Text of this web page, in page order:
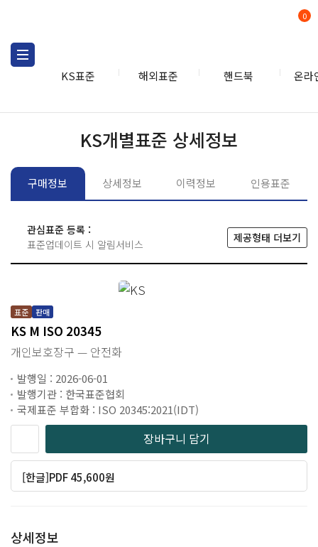
KS표준 해외표준 핸드북 온라
0
KS개별표준 상세정보
구매정보 상세정보 이력정보 인용표준
관심표준 등록 :
표준업데이트 시 알림서비스
제공형태 더보기
표준 판매
KS M ISO 20345
개인보호장구 — 안전화
발행일 : 2026-06-01
발행기관 : 한국표준협회
국제표준 부합화 : ISO 20345:2021(IDT)
장바구니 담기
[한글]PDF 45,600원
상세정보